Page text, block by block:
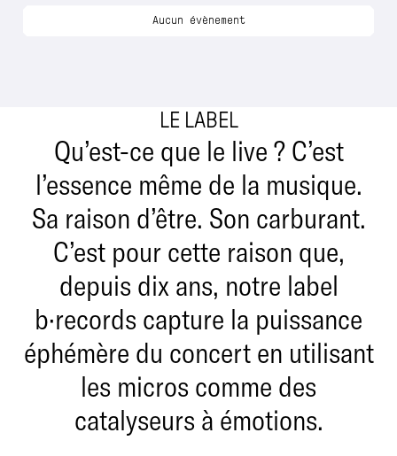
Aucun évènement
LE LABEL
Qu’est-ce que le live ? C’est
l’essence même de la musique.
Sa raison d’être. Son carburant.
C’est pour cette raison que,
depuis dix ans, notre label
b·records capture la puissance
éphémère du concert en utilisant
les micros comme des
catalyseurs à émotions.